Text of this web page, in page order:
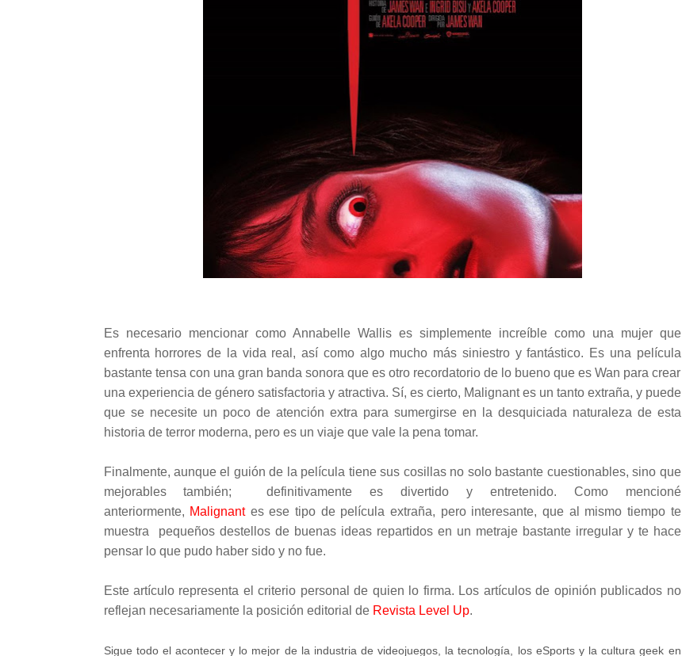
Es necesario mencionar como Annabelle Wallis es simplemente increíble como una mujer que
enfrenta horrores de la vida real, así como algo mucho más siniestro y fantástico. Es una película
bastante tensa con una gran banda sonora que es otro recordatorio de lo bueno que es Wan para crear
una experiencia de género satisfactoria y atractiva. Sí, es cierto, Malignant es un tanto extraña, y puede
que se necesite un poco de atención extra para sumergirse en la desquiciada naturaleza de esta
historia de terror moderna, pero es un viaje que vale la pena tomar.
Finalmente, aunque el guión de la película tiene sus cosillas no solo bastante cuestionables, sino que
mejorables también;
definitivamente es divertido y entretenido. Como mencioné
anteriormente, Malignant es ese tipo de película extraña, pero interesante, que al mismo tiempo te
muestra pequeños destellos de buenas ideas repartidos en un metraje bastante irregular y te hace
pensar lo que pudo haber sido y no fue.
Este artículo representa el criterio personal de quien lo firma. Los artículos de opinión publicados no
reflejan necesariamente la posición editorial de Revista Level Up.
Sigue todo el acontecer y lo mejor de la industria de videojuegos, la tecnología, los eSports y la cultura geek en